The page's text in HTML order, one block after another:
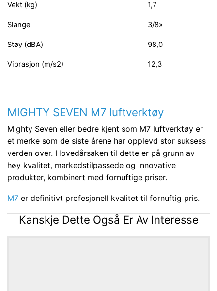
Vekt (kg) 1,7
Slange 3/8»
Støy (dBA) 98,0
Vibrasjon (m/s2) 12,3
MIGHTY SEVEN M7 luftverktøy
Mighty Seven eller bedre kjent som M7 luftverktøy er
et merke som de siste årene har opplevd stor suksess
verden over. Hovedårsaken til dette er på grunn av
høy kvalitet, markedstilpassede og innovative
produkter, kombinert med fornuftige priser.
M7 er definitivt profesjonell kvalitet til fornuftig pris.
Kanskje Dette Også Er Av Interesse